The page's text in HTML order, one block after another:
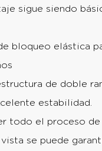
sigue siendo
bloqueo elástica
de doble
estabilidad.
todo el proceso
se puede